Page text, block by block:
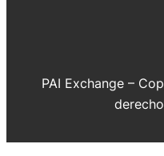
PAI Exchange –